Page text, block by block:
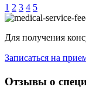
1 2 3 4 5
Для получения
Записаться на
Отзывы о